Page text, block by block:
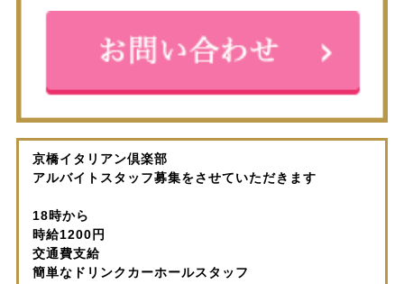
京橋イタリアン倶楽部
アルバイトスタッフ募集をさせていただきます
18時から
時給1200円
交通費支給
簡単なドリンクカーホールスタッフ